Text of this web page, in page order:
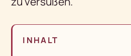
INHALT